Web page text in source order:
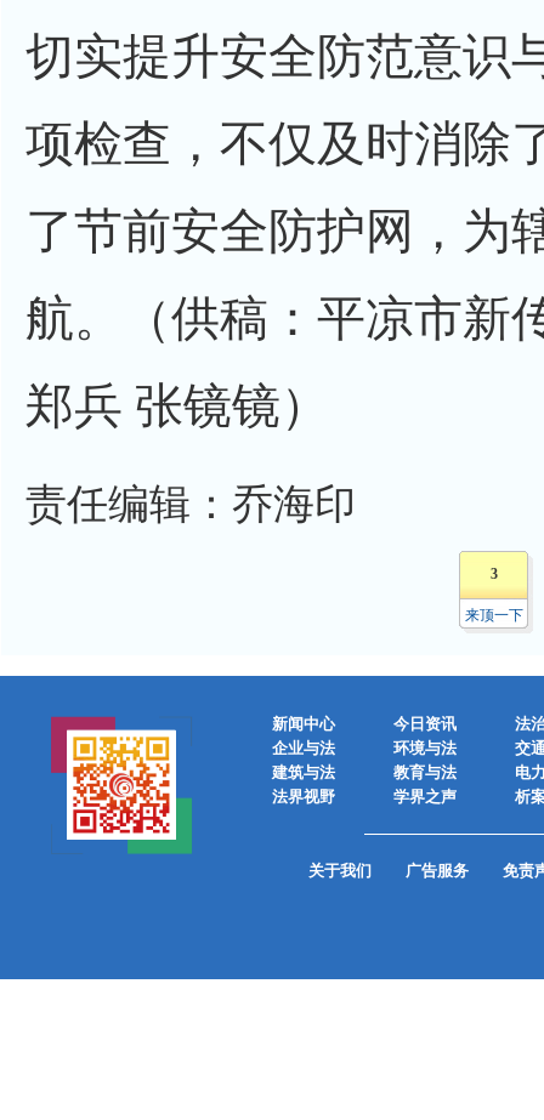
切实提升安全防范意识
项检查，不仅及时消除
了节前安全防护网，为
航。（供稿：平凉市新
郑兵 张镜镜）
责任编辑：乔海印
3
来顶一下
新闻中心 今日资讯
法
企业与法
环境与法
交
建筑与法
教育与法
电
法界视野
学界之声 析
关于我们 广告服务 免责